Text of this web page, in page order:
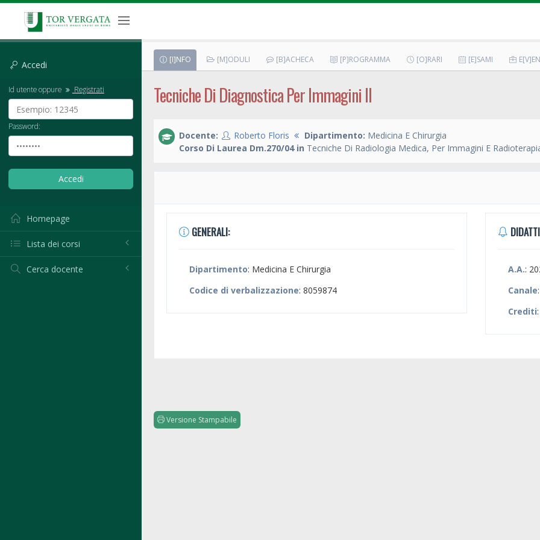
Accedi
Id utente oppure Registrati
Password:
Homepage
Lista dei corsi
Cerca docente
[I]NFO [M]ODULI [B]ACHECA [P]ROGRAMMA [O]RARI [E]SAMI
Tecniche Di Diagnostica Per Immagini II
Docente: Roberto Floris Dipartimento: Medicina E Chirurgia
Corso Di Laurea Dm.270/04 in Tecniche Di Radiologia Medica, Per Immagini E
GENERALI:
Dipartimento: Medicina E Chirurgia
Codice di verbalizzazione: 8059874
A.A.:
Canale
Crediti
Versione Stampabile